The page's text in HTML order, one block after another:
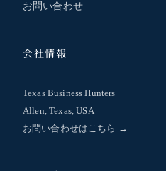
お問い合わせ
会社情報
Texas Business Hunters
Allen, Texas, USA
お問い合わせはこちら →